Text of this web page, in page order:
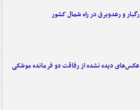
رگبار و رعدوبرق در راه شمال کشور
عکس‌های دیده نشده از رفاقت دو فرمانده‌ موشکی